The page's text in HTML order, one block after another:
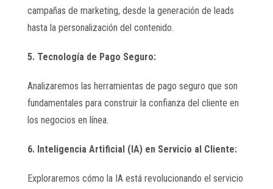
campañas de marketing, desde la generación de leads
hasta la personalización del contenido.
5. Tecnología de Pago Seguro:
Analizaremos las herramientas de pago seguro que son
fundamentales para construir la confianza del cliente en
los negocios en línea.
6. Inteligencia Artificial (IA) en Servicio al Cliente:
Exploraremos cómo la IA está revolucionando el servicio